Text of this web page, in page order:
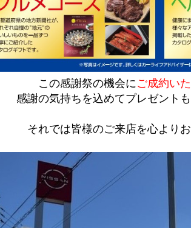
この感謝祭の機会に ご成約い
感謝の気持ちを込めてプレゼント
それでは皆様のご来店を心より